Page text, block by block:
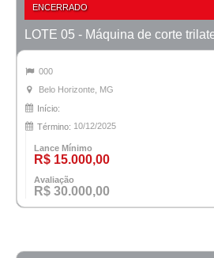
ENCERRADO
LOTE 05 - Máquina de corte
000
Belo Horizonte, MG
Início:
Término: 10/12/2025
Lance Mínimo
R$ 15.000,00
Avaliação
R$ 30.000,00